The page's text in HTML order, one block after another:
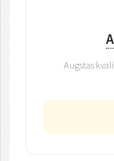
Augstas